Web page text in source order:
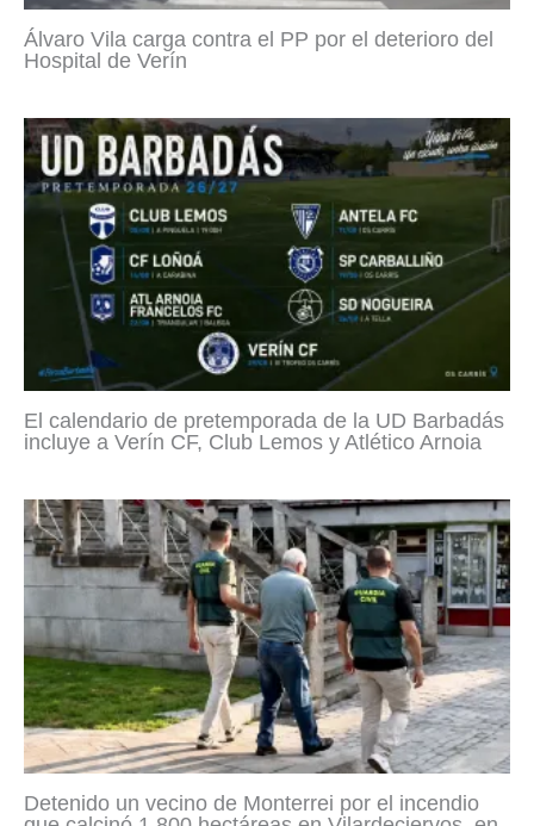
Álvaro Vila carga contra el PP por el deterioro del
Hospital de Verín
El calendario de pretemporada de la UD Barbadás
incluye a Verín CF, Club Lemos y Atlético Arnoia
Detenido un vecino de Monterrei por el incendio